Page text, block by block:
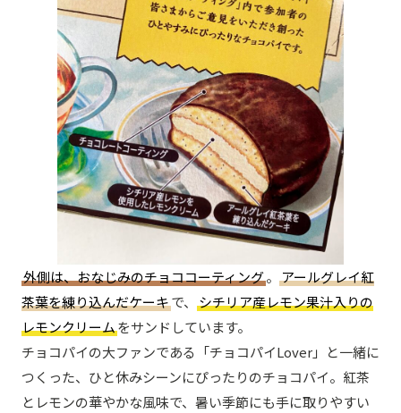
外側は、おなじみのチョココーティング。 アールグレイ紅
茶葉を練り込んだケーキで、 シチリア産レモン果汁入りの
レモンクリームをサンドしています。
チョコパイの大ファンである「チョコパイLover」と一緒に
つくった、ひと休みシーンにぴったりのチョコパイ。紅茶
とレモンの華やかな風味で、暑い季節にも手に取りやすい